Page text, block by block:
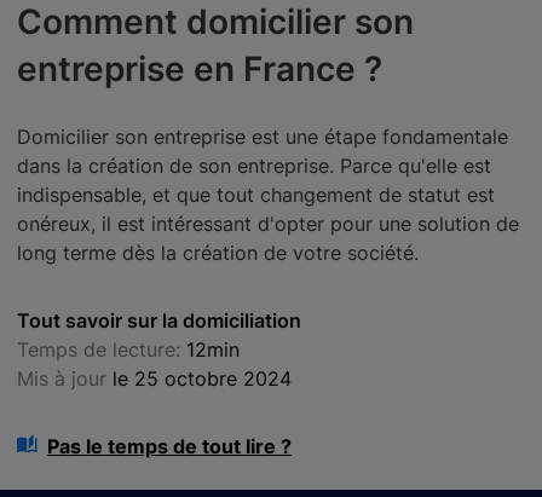
Comment domicilier son
entreprise en France ?
Domicilier son entreprise est une étape fondamentale
dans la création de son entreprise. Parce qu'elle est
indispensable, et que tout changement de statut est
onéreux, il est intéressant d'opter pour une solution de
long terme dès la création de votre société.
Tout savoir sur la domiciliation
Temps de lecture: 12min
Mis à jour le 25 octobre 2024
Pas le temps de tout lire ?